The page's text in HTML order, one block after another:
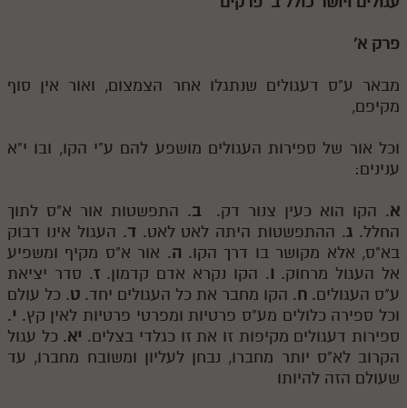
פרק א'
מבאר ע"ס דעגולים שנתגלו אחר הצמצום, ואור אין סוף
מקיפם,
וכל אור של ספירות העגולים מושפע להם ע"י הקו, ובו י"א
ענינים:
א. הקו הוא כעין צנור דק.ב. התפשטות אור א"ס לתוך
החלל. ג. ההתפשטות היתה לאט לאט.ד. העגול אינו דבוק
בא"ס, אלא מקושר בו דרך הקו. ה. אור א"ס מקיף ומשפיע
אל העגול מרחוק. ו. הקו נקרא אדם קדמון.ז. סדר יציאת
ע"ס העגולים. ח. הקו מחבר את כל העגולים יחד. ט. כל עולם
וכל ספירה כלולים מע"ס פרטיות ומפרטי פרטיות לאין קץ. י.
ספירות דעגולים מקיפות זו את זו כגלדי בצלים. יא. כל עגול
הקרוב לא"ס יותר מחברו, נבחן לעליון ומשובח מחברו, עד
שעולם הזה להיותו